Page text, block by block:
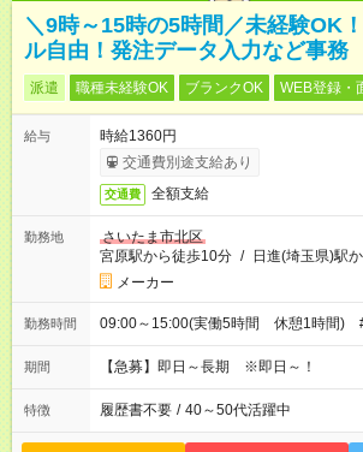
＼9時～15時の5時間／未経験OK
ル自由！発注データ入力など事務
派遣 職種未経験OK ブランクOK WEB登録・
給与
時給1360円
交通費別途支給あり
交通費 全額支給
勤務地
さいたま市北区
宮原駅から徒歩10分 / 日進(埼玉県)駅
メーカー
勤務時間 09:00～15:00(実働5時間 休憩1時間)
期間 【急募】即日～長期 ※即日～！
特徴 履歴書不要 / 40～50代活躍中